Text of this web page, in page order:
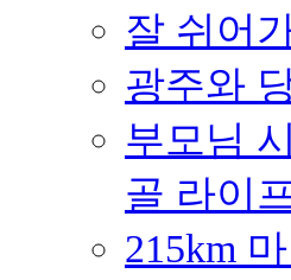
잘 쉬어
광주와
부모님
골 라이
215km